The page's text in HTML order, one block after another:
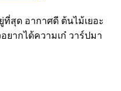
สุด อากาศดี ต้นไม้เยอะ
ยากได้ความเก๋ วาร์ปมา